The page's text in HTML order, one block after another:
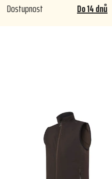
Dostupnost
Do 14 dnů